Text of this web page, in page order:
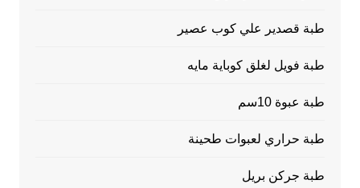
طبة قصدير علي كوب عصير
طبة فويل لغلق كوباية مايه
طبة عبوة 10سم
طبة حراري لعبوات طحينة
طبة جركن بريل